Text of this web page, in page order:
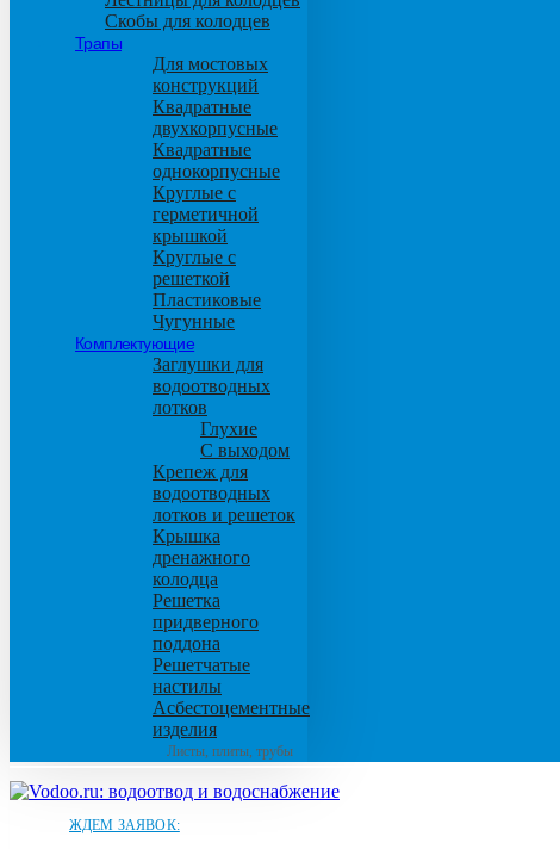
Скобы для колодцев
Трапы
Для мостовых
конструкций
Квадратные
двухкорпусные
Квадратные
однокорпусные
Круглые с
герметичной
крышкой
Круглые с
решеткой
Пластиковые
Чугунные
Комплектующие
Заглушки для
водоотводных
лотков
Глухие
С выходом
Крепеж для
водоотводных
лотков и решеток
Крышка
дренажного
колодца
Решетка
придверного
поддона
Решетчатые
настилы
Асбестоцементные
изделия
Листы, плиты, трубы
ЖДЕМ ЗАЯВОК: